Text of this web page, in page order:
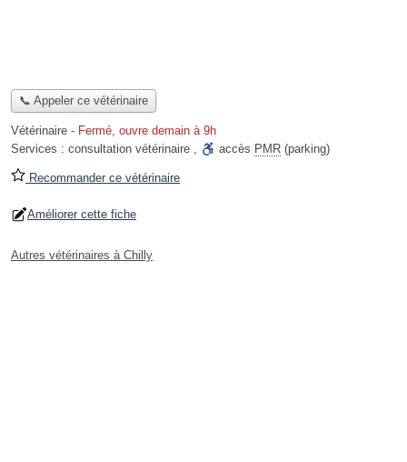
📞 Appeler ce vétérinaire
Vétérinaire - Fermé, ouvre demain à 9h
Services : consultation vétérinaire , accès PMR (parking)
Recommander ce vétérinaire
Améliorer cette fiche
Autres vétérinaires à Chilly